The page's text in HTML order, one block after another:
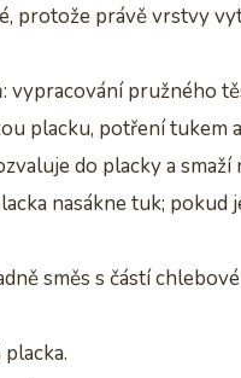
protože právě vrstvy
pružného
placku, potření tukem
do placky a
nasákne tuk; pokud
směs s částí